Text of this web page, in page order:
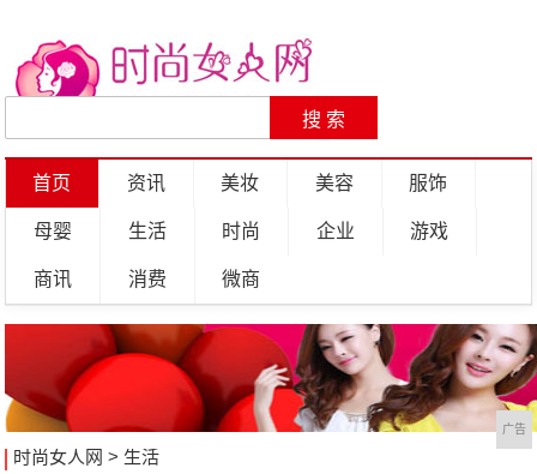
首页 资讯 美妆 美容 服饰
母婴 生活 时尚 企业 游戏
商讯 消费 微商
广告
时尚女人网 > 生活